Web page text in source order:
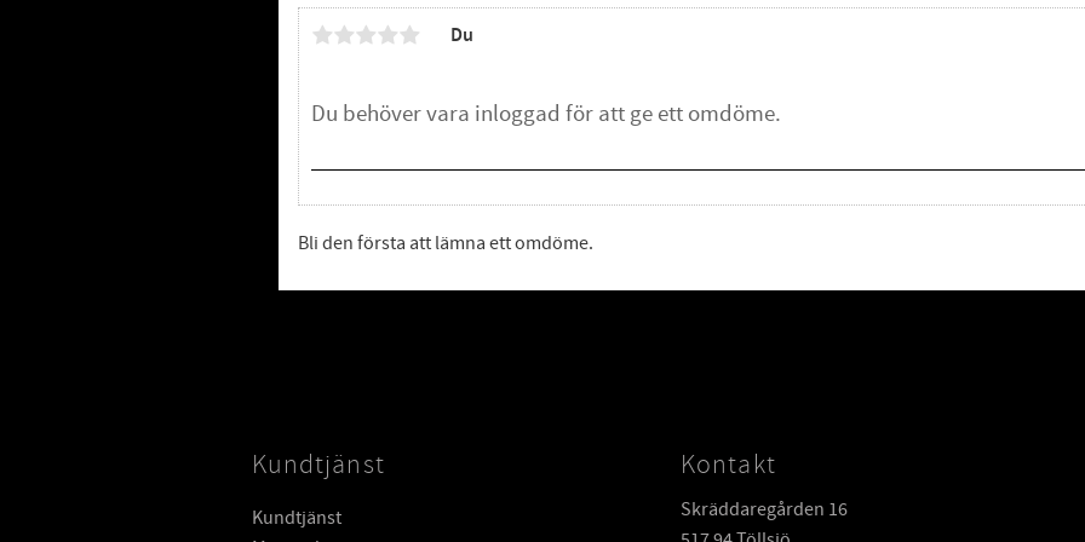
Du
Bli den första att lämna ett omdöme.
Kundtjänst
Kundtjänst
Kontakt
Skräddaregården 16